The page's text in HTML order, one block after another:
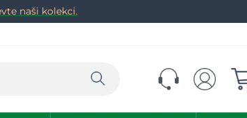
naši kolekci.
Hledat